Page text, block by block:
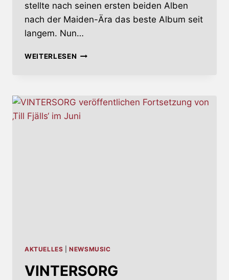
stellte nach seinen ersten beiden Alben
nach der Maiden-Ära das beste Album seit
langem. Nun…
WEITERLESENENDURE
PT.
II)
AKTUELLES |NEWSMUSIC
VINTERSORG